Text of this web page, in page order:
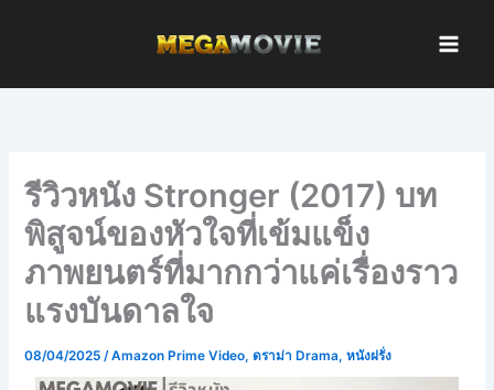
รีวิวหนัง Stronger (2017) บท
พิสูจน์ของหัวใจที่เข้มแข็ง
ภาพยนตร์ที่มากกว่าแค่เรื่องราว
แรงบันดาลใจ
08/04/2025/Amazon Prime Video,ดราม่า Drama,หนังฝรั่ง